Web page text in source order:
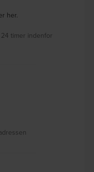
her.
timer indenfor